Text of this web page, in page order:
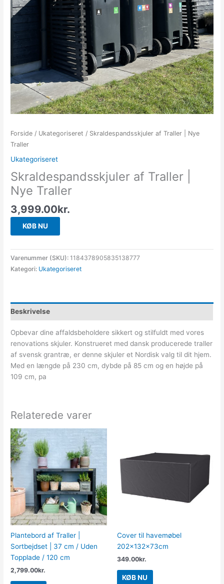
Forside / Ukategoriseret / Skraldespandsskjuler af Traller | Nye
Traller
Ukategoriseret
Skraldespandsskjuler af Traller |
Nye Traller
3,999.00kr.
KØB NU
Varenummer (SKU): 1184378905835138777
Kategori: Ukategoriseret
Beskrivelse
Opbevar dine affaldsbeholdere sikkert og stilfuldt med vores
renovations skjuler. Konstrueret med dansk producerede traller
af svensk grantræ, er denne skjuler et Nordisk valg til dit hjem.
Med en længde på 230 cm, dybde på 85 cm og en højde på
109 cm, pa
Relaterede varer
Plantebord af Traller |
Sortbejdset | 37 cm / Uden
Topplade / 120 cm
2,799.00kr.
Cover til havemøbel
202x132x73cm
349.00kr.
KØB NU